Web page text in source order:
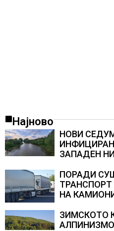
Најново
НОВИ
ЗАПАДЕН
ПОРАДИ
ТРАНСПОРТ
НА КАМИОНИ
ЗИМСКОТО